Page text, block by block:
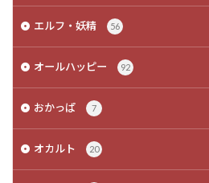
エルフ・妖精 56
オールハッピー 92
おかっぱ 7
オカルト 20